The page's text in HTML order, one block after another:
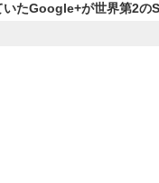
たGoogle+が世界第2の